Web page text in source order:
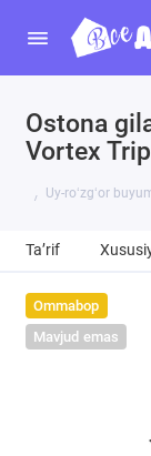
Ostona
Vortex
Uy-roʻzgʻor
Ta’rif
Ommabop
Mavjud emas